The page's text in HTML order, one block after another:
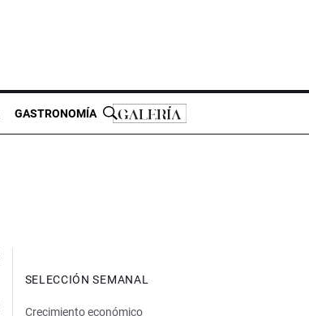
GASTRONOMÍA
SELECCIÓN SEMANAL
Crecimiento económico